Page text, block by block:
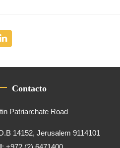
Contacto
Patriarchate Road
14152, Jerusalem 9114101